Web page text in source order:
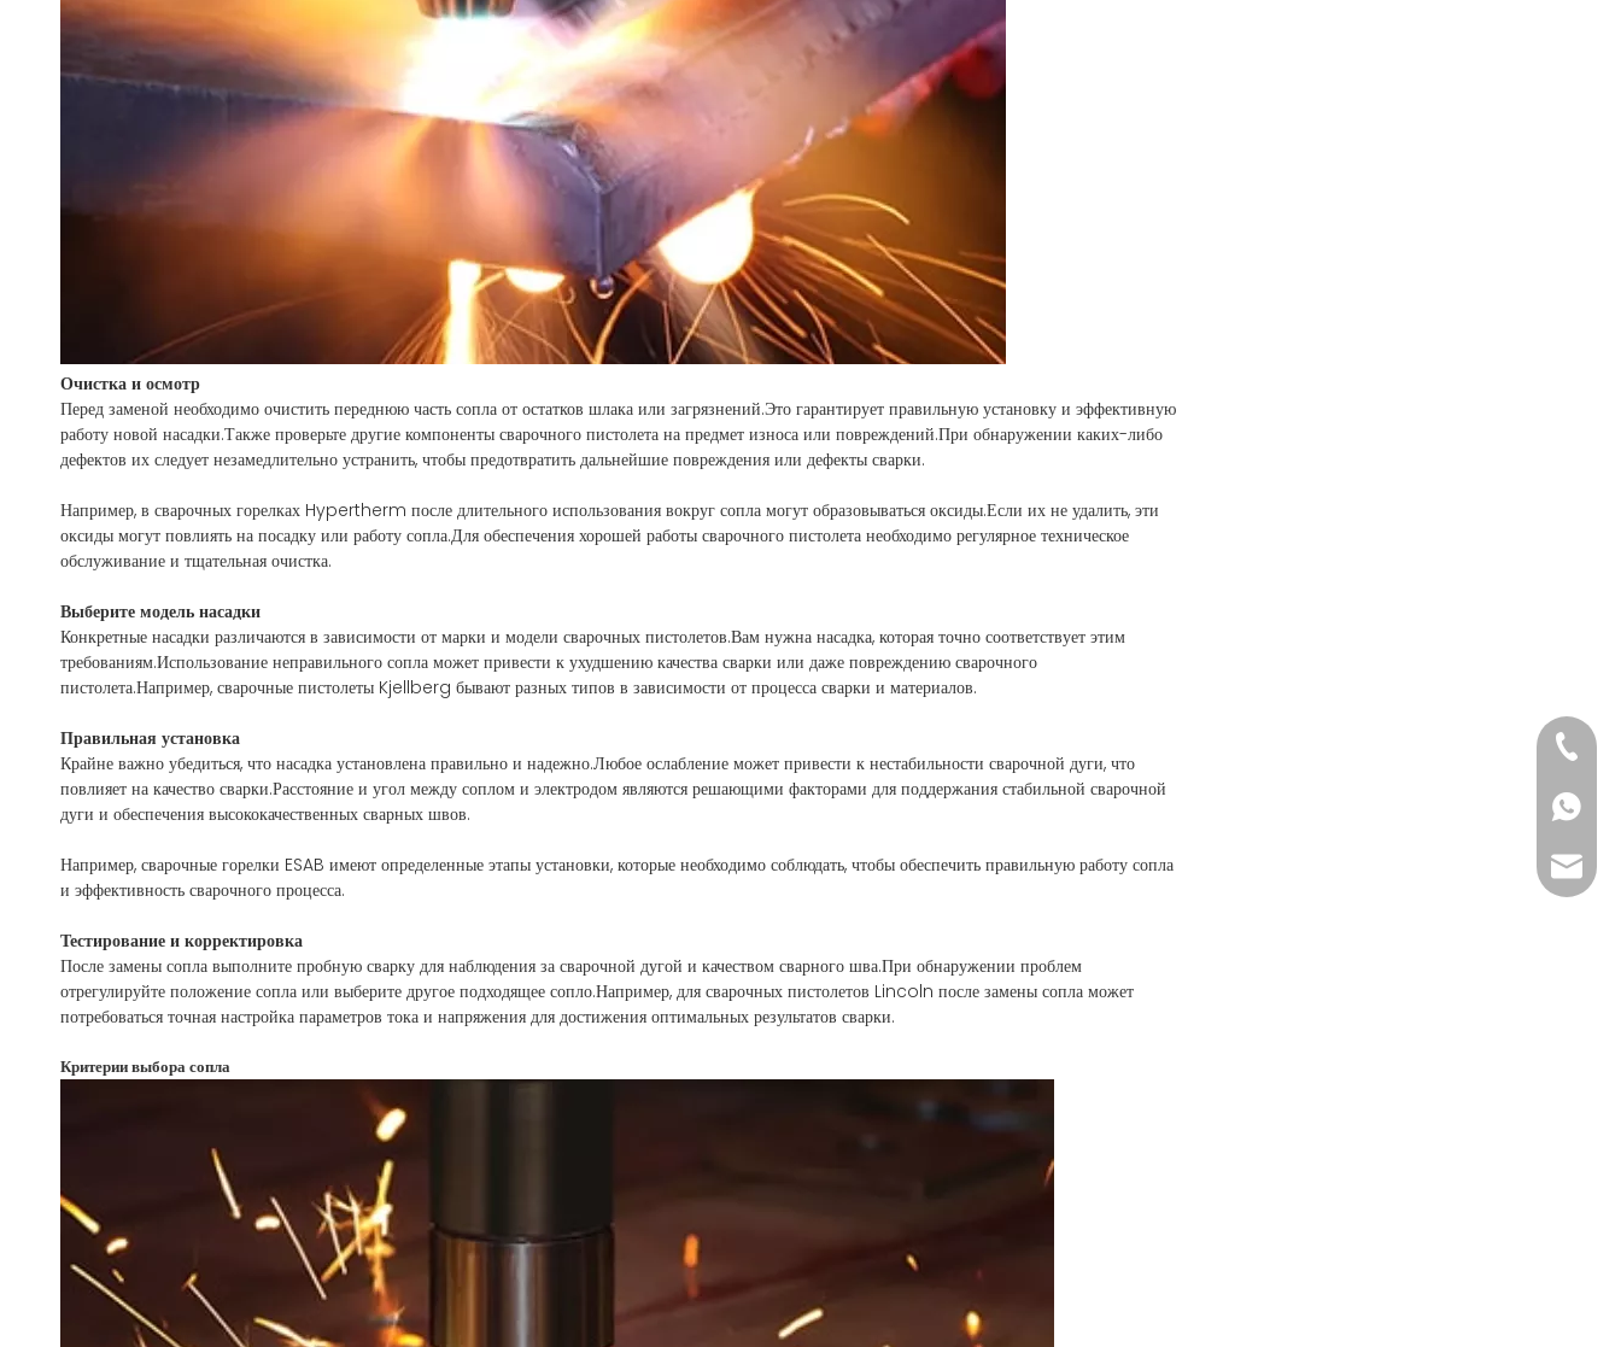
Очистка и осмотр
Перед заменой необходимо очистить переднюю часть сопла от остатков шлака или загрязнений.Это гарантирует правильную установку и эффективную
работу новой насадки.Также проверьте другие компоненты сварочного пистолета на предмет износа или повреждений.При обнаружении каких-либо
дефектов их следует незамедлительно устранить, чтобы предотвратить дальнейшие повреждения или дефекты сварки.
Например, в сварочных горелках Hypertherm после длительного использования вокруг сопла могут образовываться оксиды.Если их не удалить, эти
оксиды могут повлиять на посадку или работу сопла.Для обеспечения хорошей работы сварочного пистолета необходимо регулярное техническое
обслуживание и тщательная очистка.
Выберите модель насадки
Конкретные насадки различаются в зависимости от марки и модели сварочных пистолетов.Вам нужна насадка, которая точно соответствует этим
требованиям.Использование неправильного сопла может привести к ухудшению качества сварки или даже повреждению сварочного
пистолета.Например, сварочные пистолеты Kjellberg бывают разных типов в зависимости от процесса сварки и материалов.
Правильная установка
Крайне важно убедиться, что насадка установлена ​​правильно и надежно.Любое ослабление может привести к нестабильности сварочной дуги, что
повлияет на качество сварки.Расстояние и угол между соплом и электродом являются решающими факторами для поддержания стабильной сварочной
дуги и обеспечения высококачественных сварных швов.
Например, сварочные горелки ESAB имеют определенные этапы установки, которые необходимо соблюдать, чтобы обеспечить правильную работу сопла
и эффективность сварочного процесса.
Тестирование и корректировка
После замены сопла выполните пробную сварку для наблюдения за сварочной дугой и качеством сварного шва.При обнаружении проблем
отрегулируйте положение сопла или выберите другое подходящее сопло.Например, для сварочных пистолетов Lincoln после замены сопла может
потребоваться точная настройка параметров тока и напряжения для достижения оптимальных результатов сварки.
Критерии выбора сопла
+86-
+86-